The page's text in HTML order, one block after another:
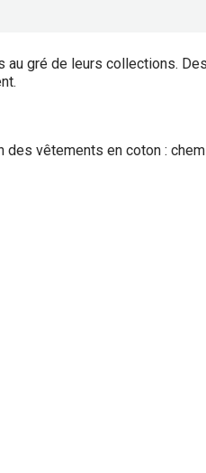
gré de leurs collections.
vêtements en coton :